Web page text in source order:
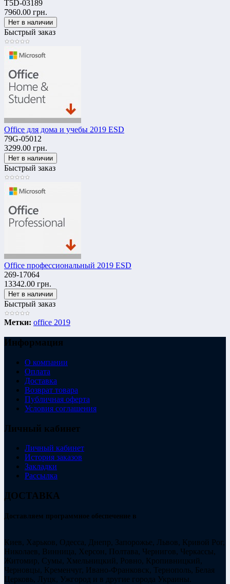
T5D-03189
7960.00 грн.
Быстрый заказ
Office для дома и учебы 2019 ESD
79G-05012
3299.00 грн.
Быстрый заказ
Office профессиональный 2019 ESD
269-17064
13342.00 грн.
Быстрый заказ
Метки: office 2019
Информация
О компании
Оплата
Доставка
Возврат товара
Публичная оферта
Условия соглашения
Личный кабинет
Личный кабинет
История заказов
Закладки
Рассылка
ДОСТАВКА
Доставляем программное обеспечение в
Киев, Харьков, Одесса, Днепр, Запорожье, Львов, Кривой Рог,
Николаев, Винница, Херсон, Полтава, Чернигов, Черкассы,
Житомир, Сумы, Хмельницкий, Ровно, Кропивницкий,
Черновцы, Кременчуг, Ивано-Франковск, Тернополь, Белая
Церковь, Луцк, Ужгород и в другие города Украины.